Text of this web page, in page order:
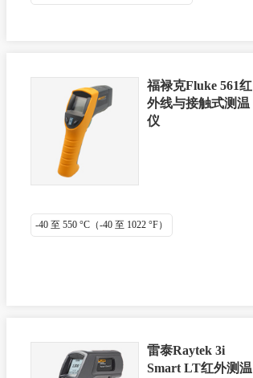
福禄克Fluke 561红
外线与接触式测温
仪
-40 至 550 °C（-40 至 1022 °F）
雷泰Raytek 3i
Smart LT红外测温